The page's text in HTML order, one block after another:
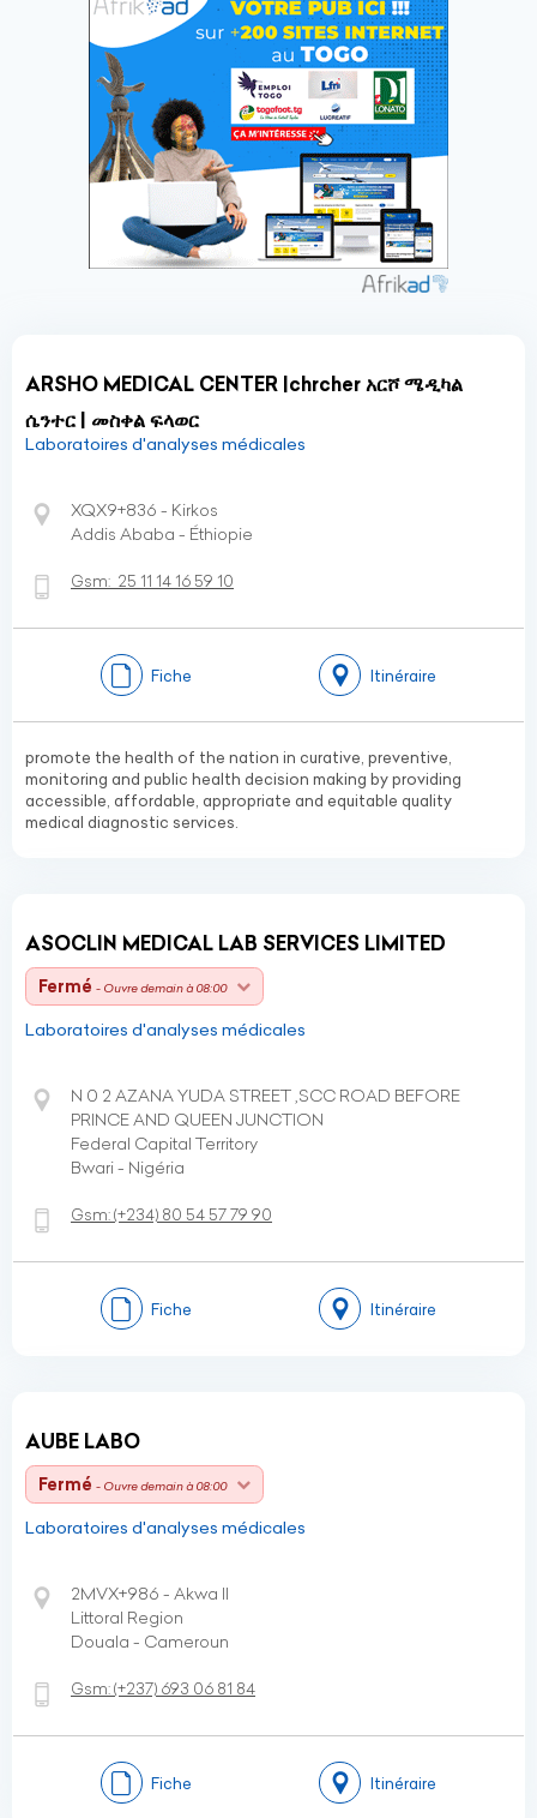
ARSHO MEDICAL CENTER |chrcher አርሾ ሜዲካል
ሴንተር | መስቀል ፍላወር
Laboratoires d'analyses médicales
XQX9+836 - Kirkos
Addis Ababa - Éthiopie
Gsm: 25 11 14 16 59 10
Fiche Itinéraire
promote the health of the nation in curative, preventive,
monitoring and public health decision making by providing
accessible, affordable, appropriate and equitable quality
medical diagnostic services.
ASOCLIN MEDICAL LAB SERVICES LIMITED
Fermé - Ouvre demain à 08:00
Laboratoires d'analyses médicales
N 0 2 AZANA YUDA STREET ,SCC ROAD BEFORE
PRINCE AND QUEEN JUNCTION
Federal Capital Territory
Bwari - Nigéria
Gsm:(+234) 80 54 57 79 90
Fiche Itinéraire
AUBE LABO
Fermé - Ouvre demain à 08:00
Laboratoires d'analyses médicales
2MVX+986 - Akwa II
Littoral Region
Douala - Cameroun
Gsm:(+237) 693 06 81 84
Fiche Itinéraire